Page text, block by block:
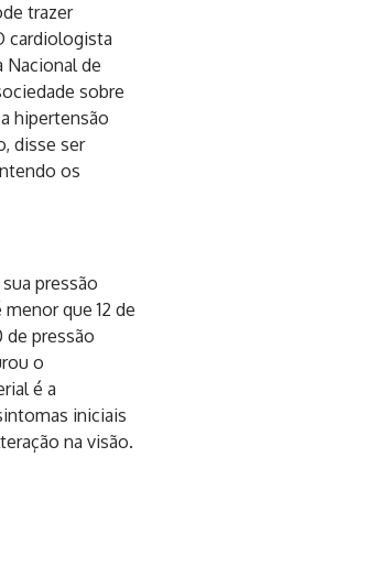
trazer
cardiologista
de
sobre
hipertensão
disse ser
os
pressão
que 12 de
de pressão
o
é a
iniciais
na visão.